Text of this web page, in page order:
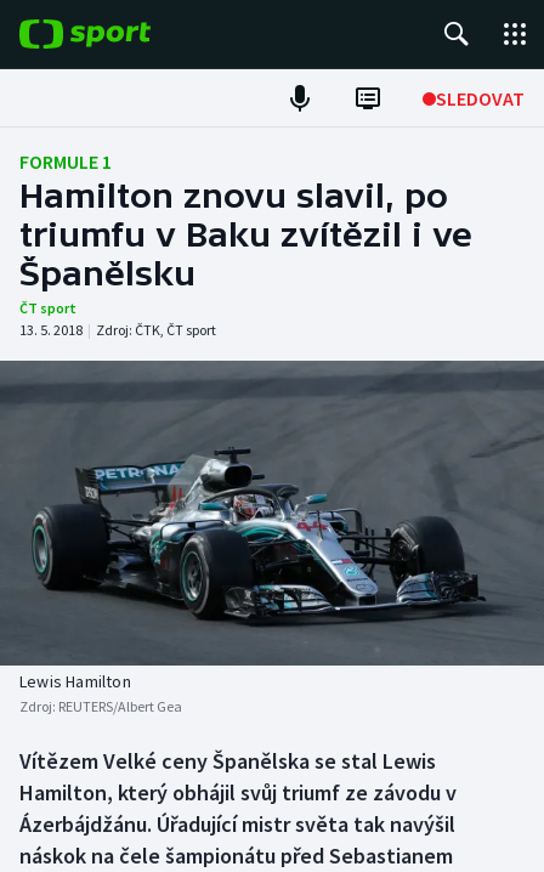
SLEDOVAT
Fotbal
Hokej
Tenis
Atletika
Cyklistika
Americký fotbal
Baseball a softbal
Biatlon
Box
Curling
NEPŘEHLÉDNĚTE
Soutěže
Historické návraty
Aplikace ČT sport
FORMULE 1
Hamilton znovu slavil, po
triumfu v Baku zvítězil i ve
Španělsku
ČT sport
13. 5. 2018 | Zdroj: ČTK, ČT sport
Lewis Hamilton
Zdroj: REUTERS/Albert Gea
Vítězem Velké ceny Španělska se stal Lewis
Hamilton, který obhájil svůj triumf ze závodu v
Ázerbájdžánu. Úřadující mistr světa tak navýšil
náskok na čele šampionátu před Sebastianem